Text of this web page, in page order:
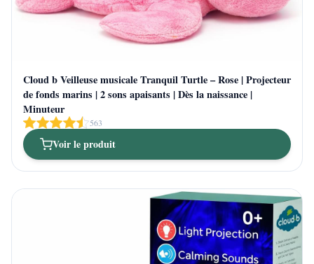
Cloud b Veilleuse musicale Tranquil Turtle – Rose | Projecteur
de fonds marins | 2 sons apaisants | Dès la naissance |
Minuteur
563
Voir le produit